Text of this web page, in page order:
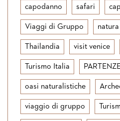
capodanno safari
Viaggi di Gruppo natura
Thailandia visit venice
Turismo Italia
oasi naturalistiche
viaggio di gruppo